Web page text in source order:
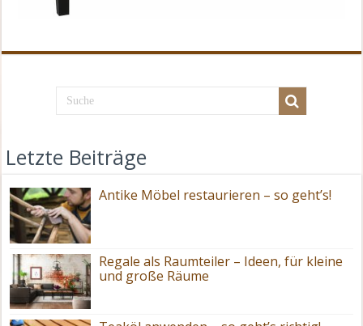
Letzte Beiträge
Antike Möbel restaurieren – so geht’s!
Regale als Raumteiler – Ideen, für kleine
und große Räume